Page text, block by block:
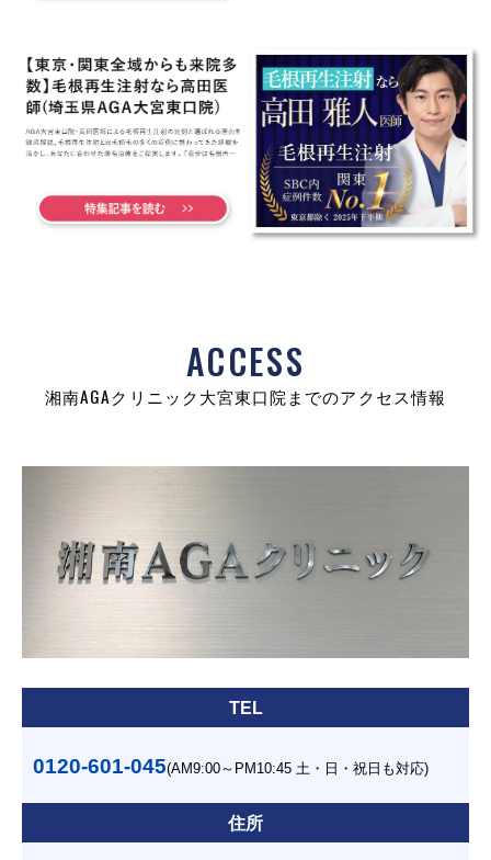
ACCESS
湘南AGAクリニック大宮東口院までのアクセス情報
TEL
0120-601-045(AM9:00～PM10:45 土・日・祝日も対応)
住所